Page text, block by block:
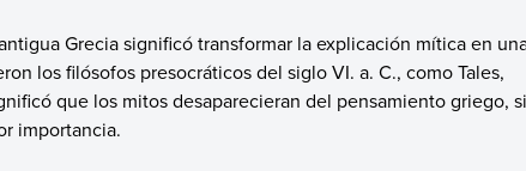
Grecia significó transformar la explicación mítica en
los filósofos presocráticos del siglo VI. a. C., como Tales,
que los mitos desaparecieran del pensamiento griego,
importancia.